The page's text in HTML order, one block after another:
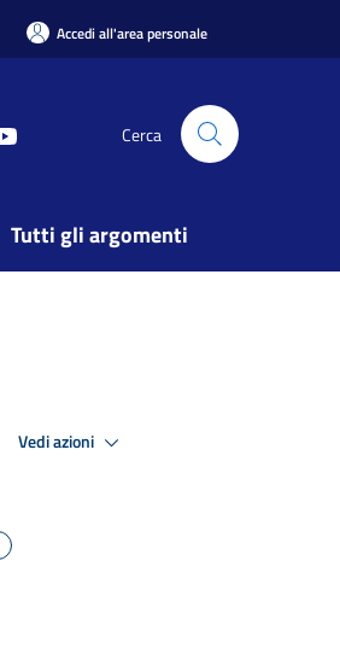
Accedi all'area personale
Cerca
Tutti gli argomenti
Vedi azioni